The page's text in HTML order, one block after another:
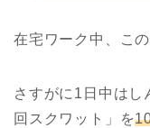
在宅ワーク中、こ
さすがに1日中はし
回スクワット」を